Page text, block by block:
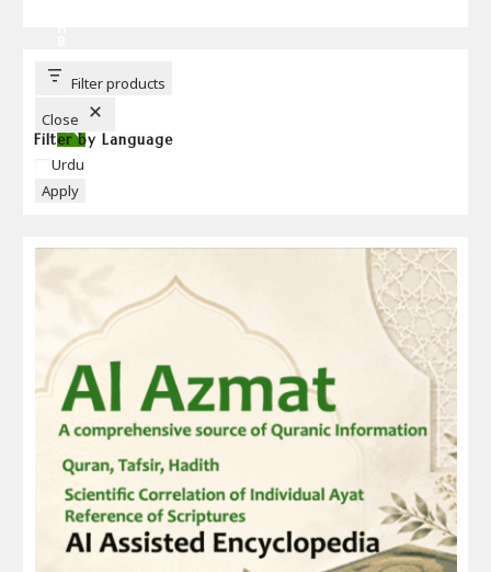
T
T
Filter products
Close
Filter by Language
Language
Urdu
Apply